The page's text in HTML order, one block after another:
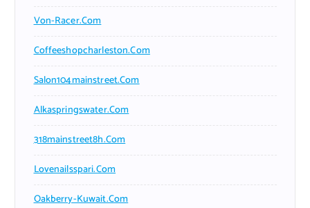
Von-Racer.com
Coffeeshopcharleston.com
Salon104mainstreet.com
Alkaspringswater.com
318mainstreet8h.com
Lovenailsspari.com
Oakberry-Kuwait.com